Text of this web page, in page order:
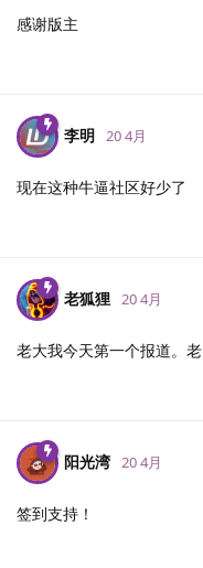
感谢版主
李明 20 4月
现在这种牛逼社区好少了
老狐狸 20 4月
老大我今天第一个报道。
阳光湾 20 4月
签到支持！